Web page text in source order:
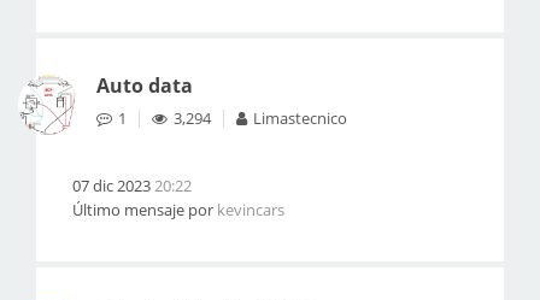
Auto data
1 3,294 Limastecnico
07 dic 202320:22
Último mensaje por kevincars